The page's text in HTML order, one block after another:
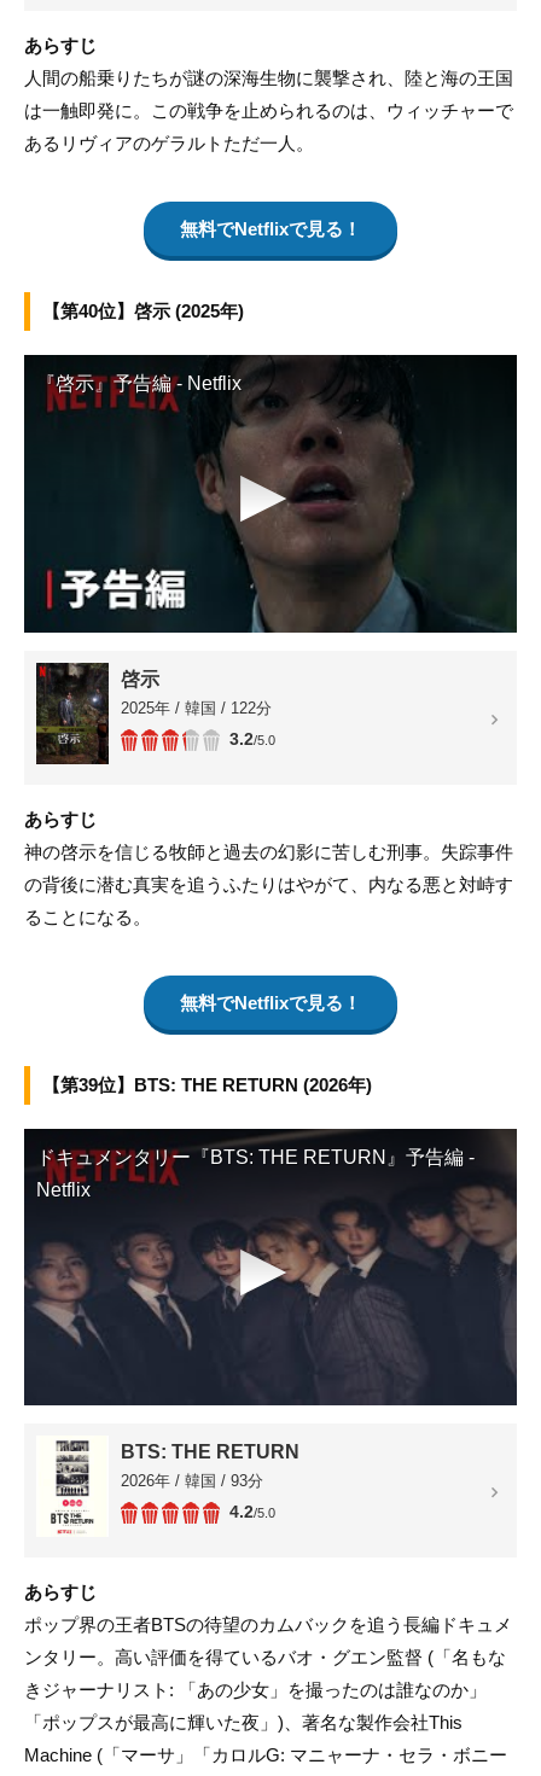
あらすじ
人間の船乗りたちが謎の深海生物に襲撃され、陸と海の王国
は一触即発に。この戦争を止められるのは、ウィッチャーで
あるリヴィアのゲラルトただ一人。
無料でNetflixで見る！
【第40位】啓示 (2025年)
『啓示』予告編 - Netflix
▶
啓示
2025年 / 韓国 / 122分
3.2/5.0
あらすじ
神の啓示を信じる牧師と過去の幻影に苦しむ刑事。失踪事件
の背後に潜む真実を追うふたりはやがて、内なる悪と対峙す
ることになる。
無料でNetflixで見る！
【第39位】BTS: THE RETURN (2026年)
ドキュメンタリー『BTS: THE RETURN』予告編 -
Netflix
▶
BTS: THE RETURN
2026年 / 韓国 / 93分
4.2/5.0
あらすじ
ポップ界の王者BTSの待望のカムバックを追う長編ドキュメ
ンタリー。高い評価を得ているバオ・グエン監督 (「名もな
きジャーナリスト: 「あの少女」を撮ったのは誰なのか」
「ポップスが最高に輝いた夜」)、著名な製作会社This
Machine (「マーサ」「カロルG: マニャーナ・セラ・ボニー